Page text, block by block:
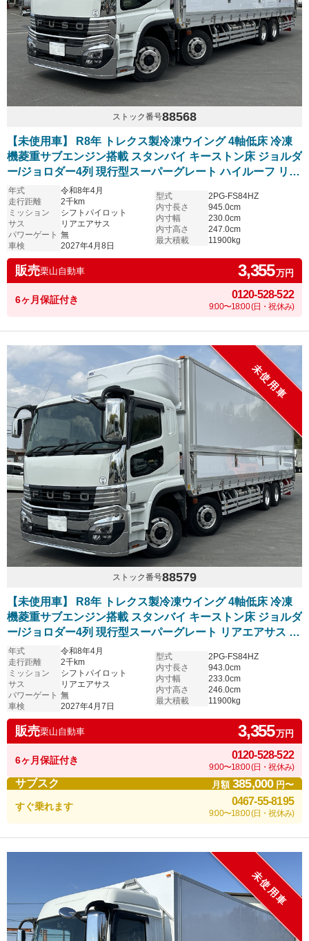
ストック番号88568
【未使用車】 R8年 トレクス製冷凍ウイング 4軸低床 冷凍
機菱重サブエンジン搭載 スタンバイ キーストン床 ジョルダ
ー/ジョロダー4列 現行型スーパーグレート ハイルーフ リア
エアサス アルミホイール シフトパイロット 6R20エンジン
車検付き プレミアムライン 内装レッド
年式
令和8年4月
走行距離
2千km
ミッション
シフトパイロット
サス
リアエアサス
パワーゲート 無
車検
2027年4月8日
型式
2PG-FS84HZ
内寸長さ
945.0cm
内寸幅
230.0cm
内寸高さ
247.0cm
最大積載
11900kg
販売栗山自動車 3,355万円
6ヶ月保証付き 0120-528-522
9:00〜18:00 (日・祝休み)
未使用車
ストック番号88579
【未使用車】 R8年 トレクス製冷凍ウイング 4軸低床 冷凍
機菱重サブエンジン搭載 スタンバイ キーストン床 ジョルダ
ー/ジョロダー4列 現行型スーパーグレート リアエアサス ア
ルミホイール シフトパイロット 6R20エンジン 車検付き
年式
令和8年4月
走行距離
2千km
ミッション
シフトパイロット
サス
リアエアサス
パワーゲート 無
車検
2027年4月7日
型式
2PG-FS84HZ
内寸長さ
943.0cm
内寸幅
233.0cm
内寸高さ
246.0cm
最大積載
11900kg
販売栗山自動車 3,355万円
6ヶ月保証付き 0120-528-522
9:00〜18:00 (日・祝休み)
サブスク 月額385,000円〜
すぐ乗れます 0467-55-8195
9:00〜18:00 (日・祝休み)
未使用車